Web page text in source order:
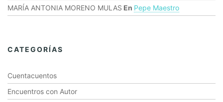
MARÍA ANTONIA MORENO MULAS En Pepe Maestro
CATEGORÍAS
Cuentacuentos
Encuentros con Autor